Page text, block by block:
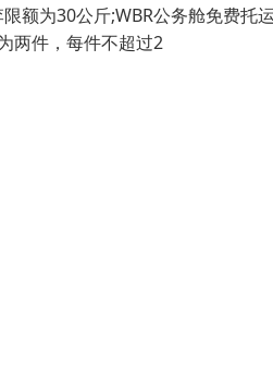
额为30公斤;WBR公务舱免费托
两件，每件不超过2